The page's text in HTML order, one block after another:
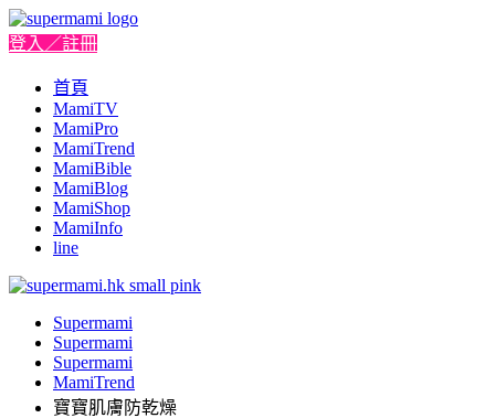
登入／註冊
首頁
MamiTV
MamiPro
MamiTrend
MamiBible
MamiBlog
MamiShop
MamiInfo
line
Supermami
Supermami
Supermami
MamiTrend
寶寶肌膚防乾燥